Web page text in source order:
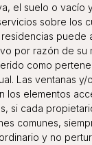
el suelo o vacío
sobre los
puede
por razón de su
como
Las ventanas y/
los elementos
si cada
comunes,
y no